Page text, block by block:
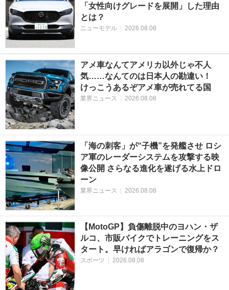
「女性向けグレードを展開」した理由
とは？
ニューモデル 2026.08.08
アメ車なんてアメリカ以外じゃ不人
気……なんてのは日本人の勘違い！
けっこうあるぞアメ車が売れてる国
業界ニュース 2026.08.08
「海の刺客」が“子機”を発艦させ ロシ
ア軍のレーダーシステムを攻撃する映
像公開 さらなる進化を遂げる水上ドロ
ーン
業界ニュース 2026.08.08
【MotoGP】負傷離脱中のヨハン・ザ
ルコ、市販バイクでトレーニングをス
タート。早ければアラゴンで復帰か？
スポーツ 2026.08.08